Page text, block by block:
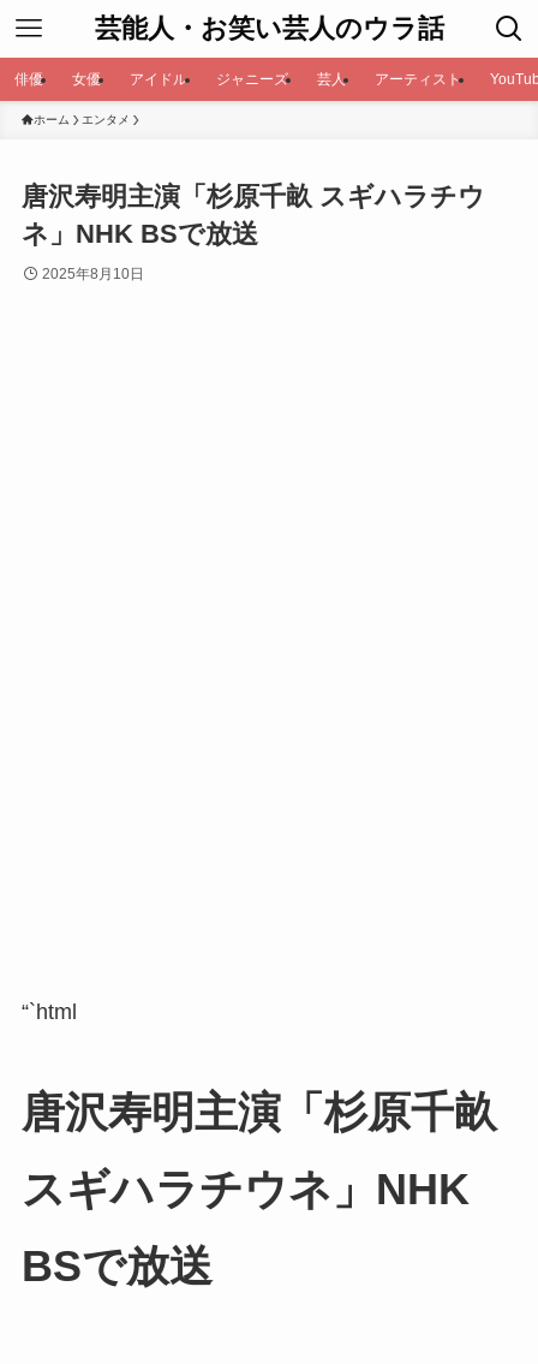
芸能人・お笑い芸人のウラ話
俳優 女優 アイドル ジャニーズ 芸人 アーティスト
ホーム エンタメ
唐沢寿明主演「杉原千畝 スギハラチウ
ネ」NHK BSで放送
2025年8月10日
“`html
唐沢寿明主演「杉原千畝
スギハラチウネ」NHK
BSで放送